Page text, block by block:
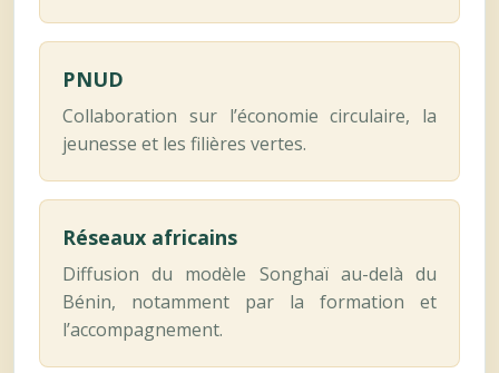
PNUD
Collaboration sur l’économie circulaire, la
jeunesse et les filières vertes.
Réseaux africains
Diffusion du modèle Songhaï au-delà du
Bénin, notamment par la formation et
l’accompagnement.